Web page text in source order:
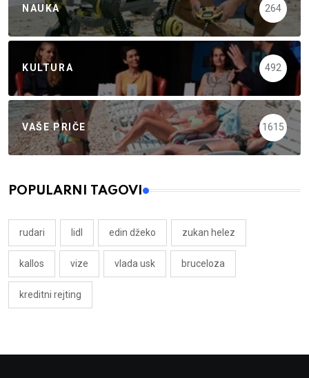
NAUKA 264
KULTURA 492
VAŠE PRIČE 1615
POPULARNI TAGOVI
rudari lidl edin džeko zukan helez
kallos vize vlada usk bruceloza
kreditni rejting